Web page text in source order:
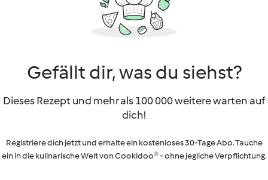
Gefällt dir, was du siehst?
Dieses Rezept und mehr als 100 000 weitere warten auf
dich!
Registriere dich jetzt und erhalte ein kostenloses 30-Tage Abo. Tauche
ein in die kulinarische Welt von Cookidoo® - ohne jegliche Verpflichtung.